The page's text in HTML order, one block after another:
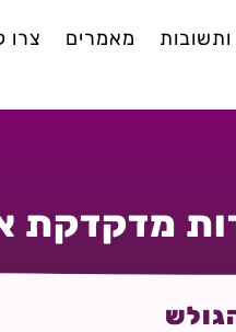
מאמרים צרו
מדקדקת